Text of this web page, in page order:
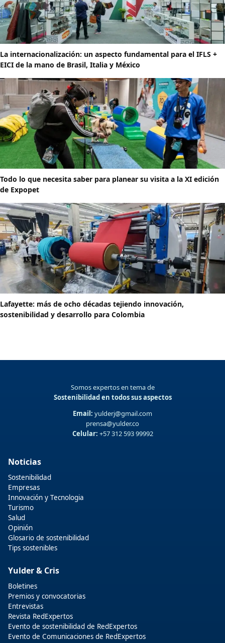
La internacionalización: un aspecto fundamental para el IFLS +
EICI de la mano de Brasil, Italia y México
Todo lo que necesita saber para planear su visita a la XI edición
de Expopet
Lafayette: más de ocho décadas tejiendo innovación,
sostenibilidad y desarrollo para Colombia
Somos expertos en tema de
Sostenibilidad en todos sus aspectos
Email: yulderj@gmail.com
prensa@yulder.co
Celular: +57 312 593 99992
Noticias
Sostenibilidad
Empresas
Innovación y Tecnologia
Turismo
Salud
Opinión
Glosario de sostenibilidad
Tips sostenibles
Yulder & Cris
Boletines
Premios y convocatorias
Entrevistas
Revista RedExpertos
Evento de sostenibilidad de RedExpertos
Evento de Comunicaciones de RedExpertos